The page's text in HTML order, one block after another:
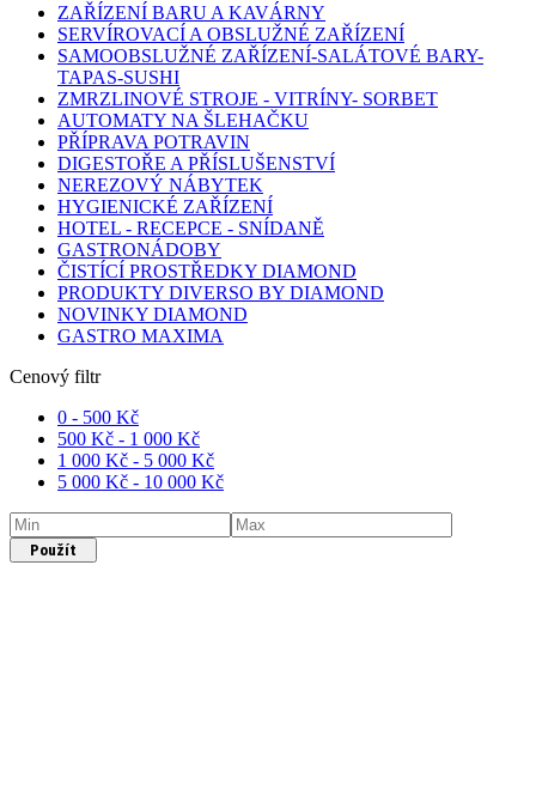
ZAŘÍZENÍ BARU A KAVÁRNY
SERVÍROVACÍ A OBSLUŽNÉ ZAŘÍZENÍ
SAMOOBSLUŽNÉ ZAŘÍZENÍ-SALÁTOVÉ BARY-
TAPAS-SUSHI
ZMRZLINOVÉ STROJE - VITRÍNY- SORBET
AUTOMATY NA ŠLEHAČKU
PŘÍPRAVA POTRAVIN
DIGESTOŘE A PŘÍSLUŠENSTVÍ
NEREZOVÝ NÁBYTEK
HYGIENICKÉ ZAŘÍZENÍ
HOTEL - RECEPCE - SNÍDANĚ
GASTRONÁDOBY
ČISTÍCÍ PROSTŘEDKY DIAMOND
PRODUKTY DIVERSO BY DIAMOND
NOVINKY DIAMOND
GASTRO MAXIMA
Cenový filtr
0 - 500 Kč
500 Kč - 1 000 Kč
1 000 Kč - 5 000 Kč
5 000 Kč - 10 000 Kč
Použít